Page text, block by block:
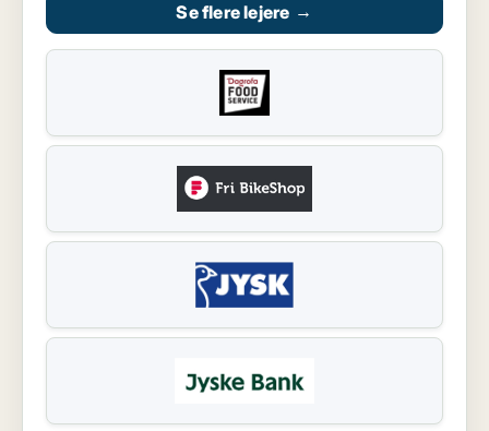
Se flere lejere →